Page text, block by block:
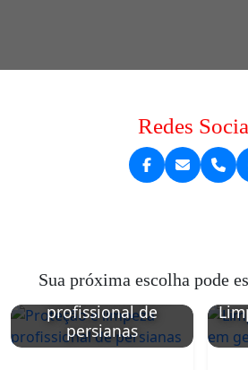
Redes
Sua próxima escolha pode
Proteção e limpeza
profissional de
persianas